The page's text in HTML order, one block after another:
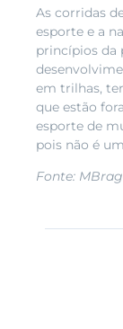
As corridas
esporte e a
princípios da
em trilhas,
que estão
esporte de
pois não é
Fonte: